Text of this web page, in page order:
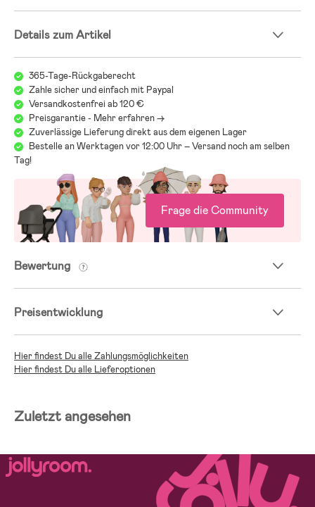
Details zum Artikel
365-Tage-Rückgaberecht
Zahle sicher und einfach mit Paypal
Versandkostenfrei ab 120 €
Preisgarantie - Mehr erfahren ->
Zuverlässige Lieferung direkt aus dem eigenen Lager
Bestelle an Werktagen vor 12:00 Uhr – Versand noch am selben
Tag!
Frage die Community
Bewertung
Preisentwicklung
Hier findest Du alle Zahlungsmöglichkeiten
Hier findest Du alle Lieferoptionen
Zuletzt angesehen